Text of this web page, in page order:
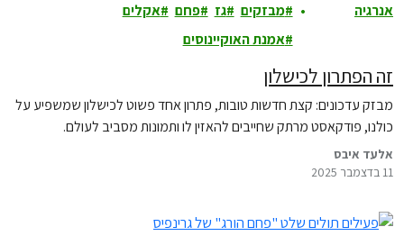
אנרגיה
מבזקים גז פחם
אקלים
אמנת האוקיינוסים
זה הפתרון לכישלון
מבזק עדכונים: קצת חדשות טובות, פתרון אחד פשוט לכישלון שמשפיע על
כולנו, פודקאסט מרתק שחייבים להאזין לו ותמונות מסביב לעולם.
אלעד איבס
11 בדצמבר 2025